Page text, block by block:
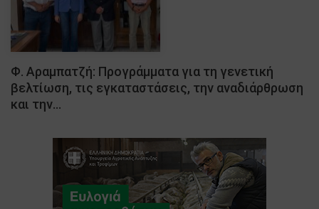
Φ. Αραμπατζή: Προγράμματα για τη γενετική
βελτίωση, τις εγκαταστάσεις, την αναδιάρθρωση
και την…